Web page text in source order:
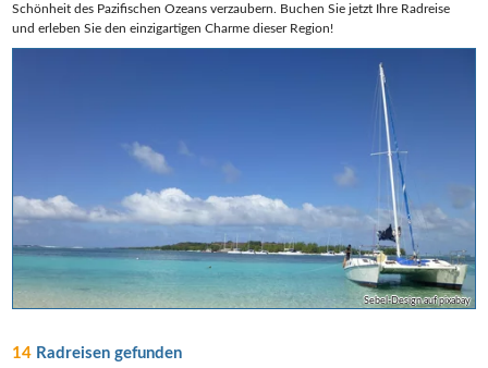
Sebel-Design auf pixabay
Schönheit des Pazifischen Ozeans verzaubern. Buchen Sie jetzt Ihre Radreise
und erleben Sie den einzigartigen Charme dieser Region!
14 Radreisen gefunden